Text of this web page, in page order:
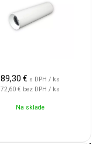
89,30 € s DPH / ks
72,60 € bez DPH / ks
Na sklade